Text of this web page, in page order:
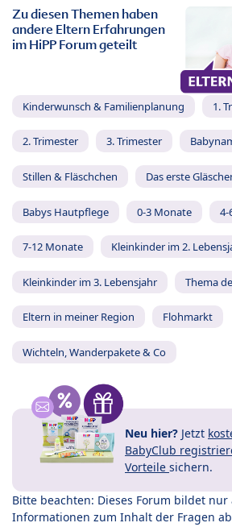
Zu diesen Themen haben
andere Eltern Erfahrungen
im HiPP Forum geteilt
Kinderwunsch & Familienplanung 1.
2. Trimester 3. Trimester
Stillen & Fläschchen Das erste
Babys Hautpflege 0-3 Monate 4-
7-12 Monate Kleinkinder im 2.
Kleinkinder im 3. Lebensjahr Thema
Eltern in meiner Region Flohmarkt
Wichteln, Wanderpakete & Co
Neu hier? Jetzt
BabyClub
Vorteile sichern.
Bitte beachten: Dieses Forum bildet
Informationen zum Inhalt der Fragen